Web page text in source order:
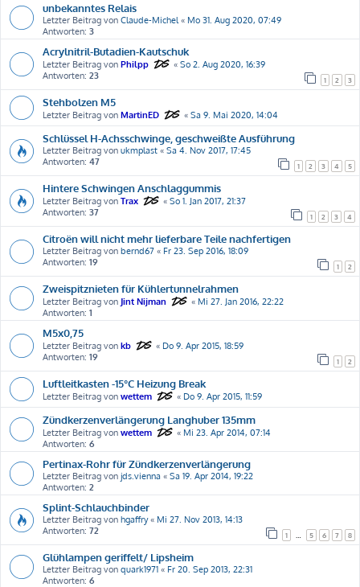
unbekanntes Relais
Letzter Beitrag von Claude-Michel« Mo 31. Aug 2020, 07:49
Antworten: 3
Acrylnitril-Butadien-Kautschuk
Letzter Beitrag von Philpp « So 2. Aug 2020, 16:39
Antworten: 23 1 2 3
Stehbolzen M5
Letzter Beitrag von MartinED « Sa 9. Mai 2020, 14:04
Schlüssel H-Achsschwinge, geschweißte Ausführung
Letzter Beitrag von ukmplast « Sa 4. Nov 2017, 17:45
Antworten: 47 1 2 3 4 5
Hintere Schwingen Anschlaggummis
Letzter Beitrag von Trax « So 1. Jan 2017, 21:37
Antworten: 37 1 2 3 4
Citroën will nicht mehr lieferbare Teile nachfertigen
Letzter Beitrag von bernd67 « Fr 23. Sep 2016, 18:09
Antworten: 19 1 2
Zweispitznieten für Kühlertunnelrahmen
Letzter Beitrag von Jint Nijman « Mi 27. Jan 2016, 22:22
Antworten: 1
M5x0,75
Letzter Beitrag von kb « Do 9. Apr 2015, 18:59
Antworten: 19 1 2
Luftleitkasten -15°C Heizung Break
Letzter Beitrag von wettem « Do 9. Apr 2015, 11:59
Zündkerzenverlängerung Langhuber 135mm
Letzter Beitrag von wettem « Mi 23. Apr 2014, 07:14
Antworten: 6
Pertinax-Rohr für Zündkerzenverlängerung
Letzter Beitrag von jds.vienna « Sa 19. Apr 2014, 19:22
Antworten: 2
Splint-Schlauchbinder
Letzter Beitrag von hgaffry« Mi 27. Nov 2013, 14:13
Antworten: 72 1 5 6 7 8
Glühlampen geriffelt/ Lipsheim
Letzter Beitrag von quark1971 « Fr 20. Sep 2013, 22:31
Antworten: 6